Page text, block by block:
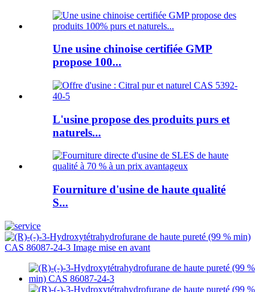
Une usine chinoise certifiée GMP
propose 100...
L'usine propose des produits purs et
naturels...
Fourniture d'usine de haute qualité
S...